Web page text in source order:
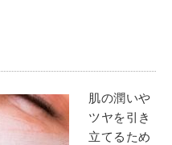
肌の潤いや
ツヤを引き
立てるため